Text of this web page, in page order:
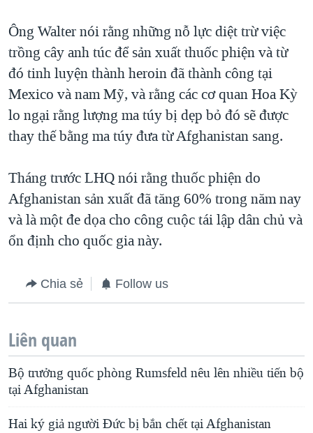
TRỊNH VĨNH BÌNH VS. CHÍNH PHỦ VIỆT NAM
NGƯ DÂN VIỆT VÀ LÀN SÓNG TRỘM HẢI SÂM
BÊN KIA QUỐC LỘ: TIẾNG VỌNG TỪ NÔNG THÔN MỸ
QUAN HỆ VIỆT MỸ
Ông Walter nói rằng những nỗ lực diệt trừ việc
trồng cây anh túc để sản xuất thuốc phiện và từ
đó tinh luyện thành heroin đã thành công tại
Mexico và nam Mỹ, và rằng các cơ quan Hoa Kỳ
lo ngại rằng lượng ma túy bị dẹp bỏ đó sẽ được
thay thế bằng ma túy đưa từ Afghanistan sang.
Tháng trước LHQ nói rằng thuốc phiện do
Afghanistan sản xuất đã tăng 60% trong năm nay
và là một đe dọa cho công cuộc tái lập dân chủ và
ổn định cho quốc gia này.
Chia sẻ Follow us
Liên quan
Bộ trưởng quốc phòng Rumsfeld nêu lên nhiều tiến bộ
tại Afghanistan
Hai ký giả người Ðức bị bắn chết tại Afghanistan